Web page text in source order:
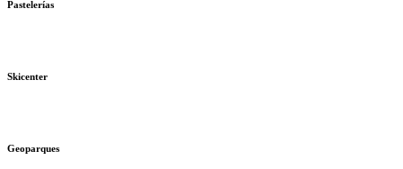
Pastelerías
Skicenter
Geoparques